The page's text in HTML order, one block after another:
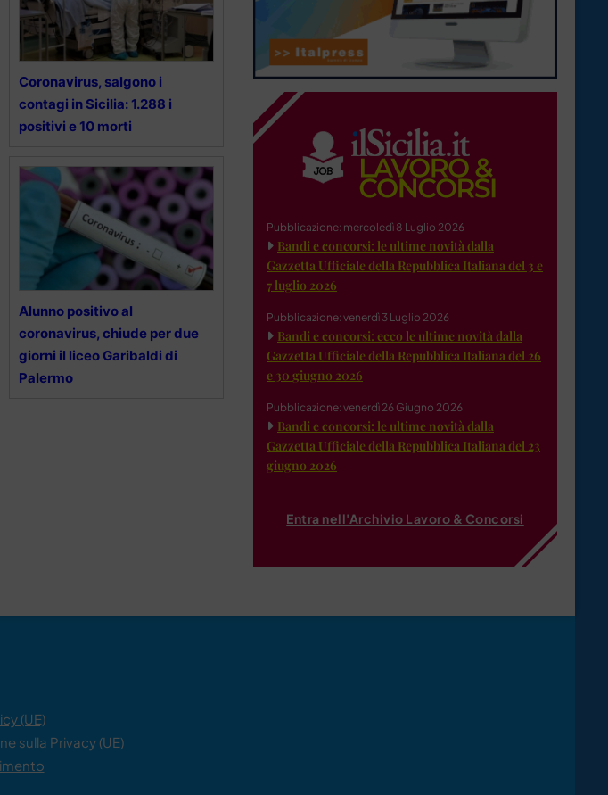
Coronavirus, salgono i
contagi in Sicilia: 1.288 i
positivi e 10 morti
Alunno positivo al
coronavirus, chiude per due
giorni il liceo Garibaldi di
Palermo
Pubblicazione: mercoledì 8 Luglio 2026
Bandi e concorsi: le ultime novità dalla
Gazzetta Ufficiale della Repubblica Italiana del 3 e
7 luglio 2026
Pubblicazione: venerdì 3 Luglio 2026
Bandi e concorsi: ecco le ultime novità dalla
Gazzetta Ufficiale della Repubblica Italiana del 26
e 30 giugno 2026
Pubblicazione: venerdì 26 Giugno 2026
Bandi e concorsi: le ultime novità dalla
Gazzetta Ufficiale della Repubblica Italiana del 23
giugno 2026
Entra nell'Archivio Lavoro & Concorsi
(UE)
sulla Privacy (UE)